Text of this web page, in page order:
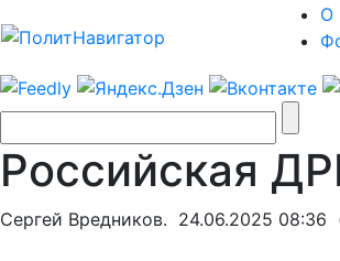
О
Российская
Сергей Вредников. 24.06.2025 08:36